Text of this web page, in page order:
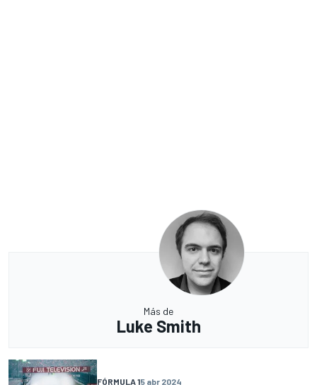
Más de
Luke Smith
FÓRMULA 15 abr 2024